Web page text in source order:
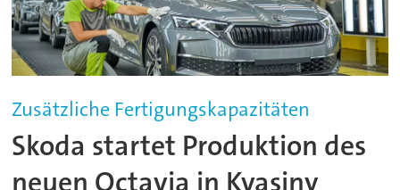
Zusätzliche Fertigungskapazitäten
Skoda startet Produktion des
neuen Octavia in Kvasiny